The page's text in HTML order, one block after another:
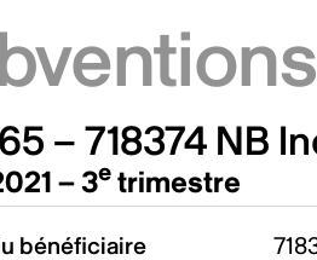
– 718374 NB
– 3e trimestre
bénéficiaire